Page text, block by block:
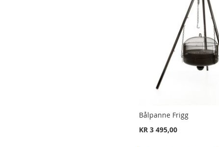
Bålpanne Frigg
KR 3 495,00